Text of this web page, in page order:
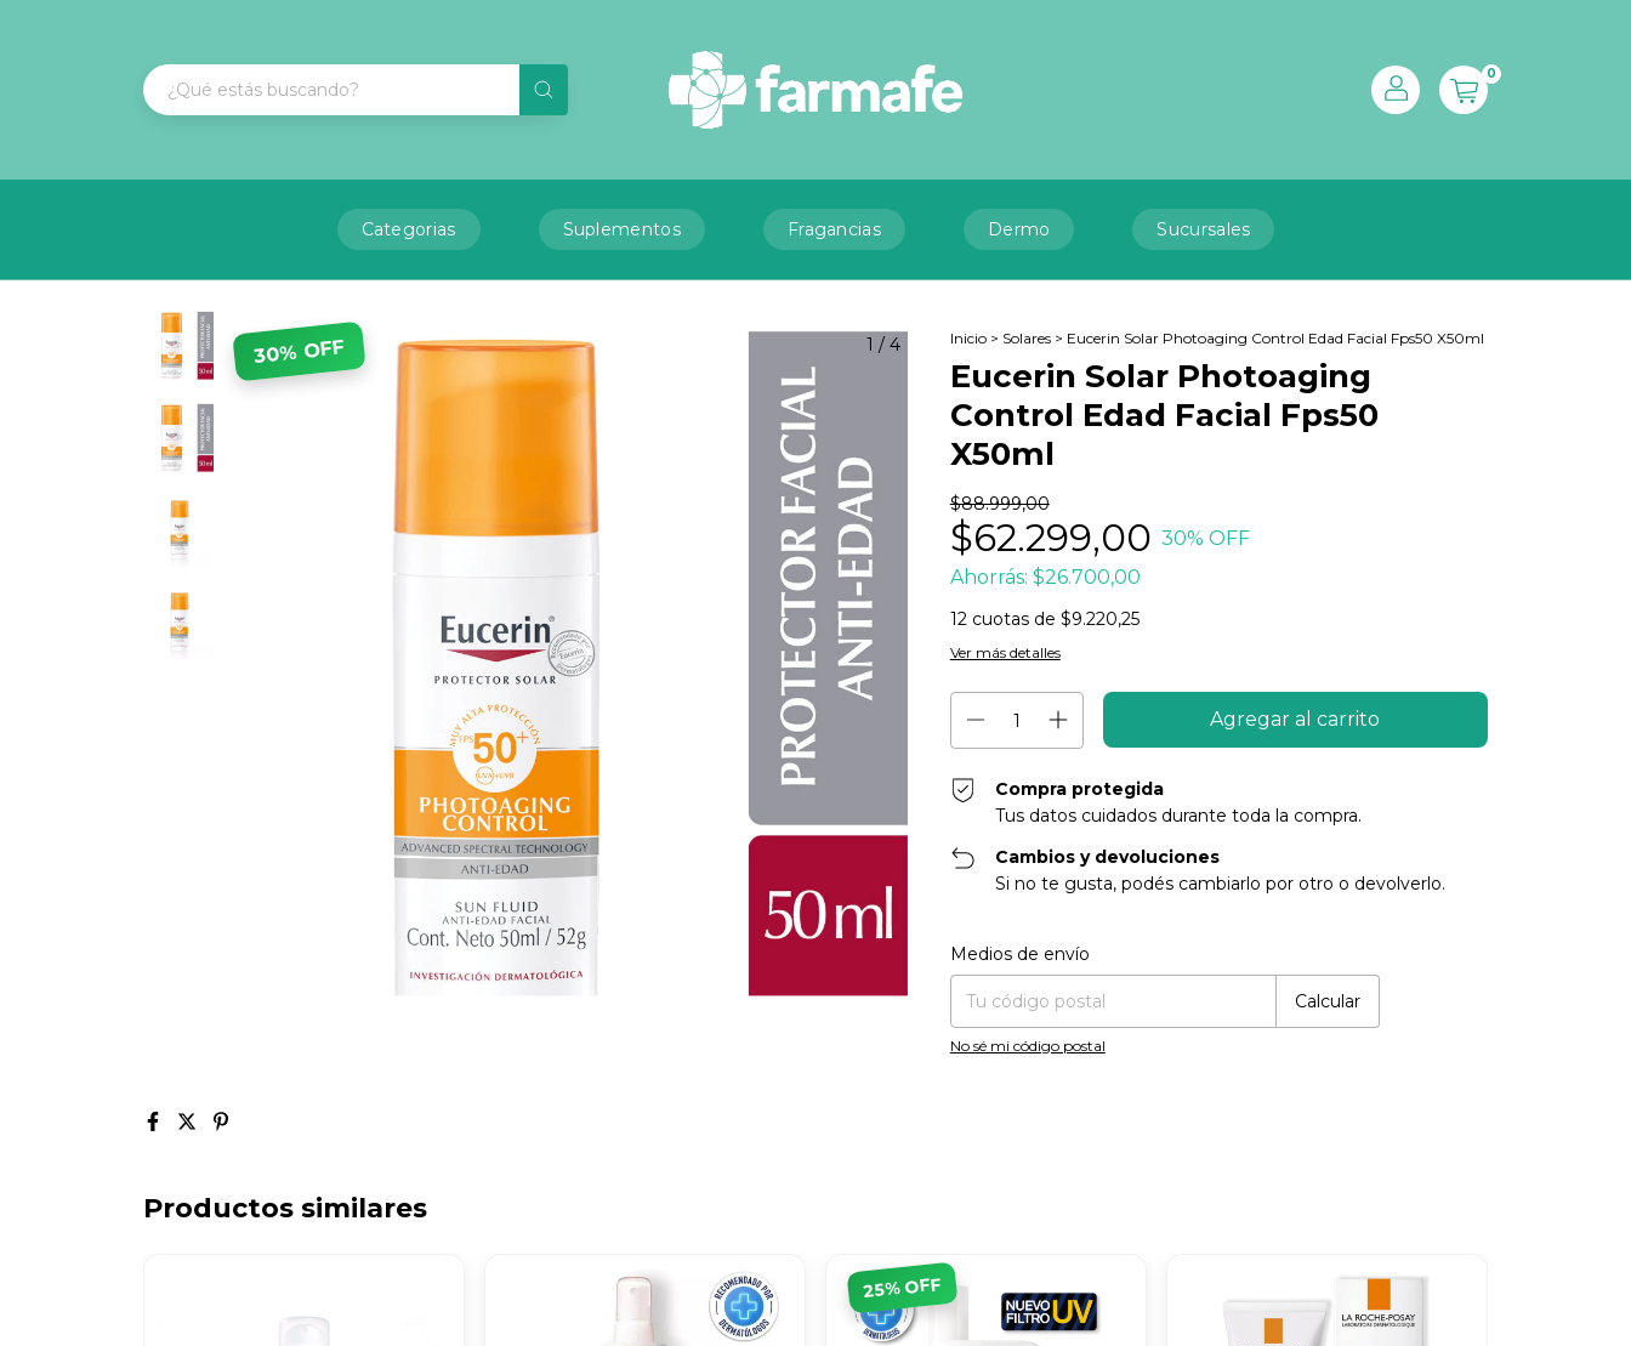
0
Categorias Suplementos Fragancias Dermo Sucursales
1 / 4
30% OFF Inicio > Solares > Eucerin Solar Photoaging Control Edad Facial Fps50 X50ml
Eucerin Solar Photoaging
Control Edad Facial Fps50
X50ml
$88.999,00
$62.299,00 30% OFF
Ahorrás: $26.700,00
12 cuotas de $9.220,25
Ver más detalles
Compra protegida
Tus datos cuidados durante toda la compra.
Cambios y devoluciones
Si no te gusta, podés cambiarlo por otro o devolverlo.
Entregas para el CP:
Medios de envío
Calcular
No sé mi código postal
Productos similares
25% OFF